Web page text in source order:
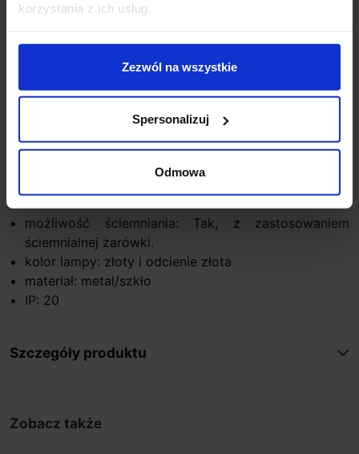
korzystania z ich usług.
Zezwól na wszystkie
Spersonalizuj
Odmowa
Parametry:
wysokość (cm): 68
średnica (cm): 32
rodzaj trzonka: G9
możliwość ściemniania: Tak, z zastosowaniem
ściemnialnej żarówki.
kolor lampy: złoty i odcienie złota
materiał: metal/szkło
IP: 20
Szczegóły produktu
Zobacz także